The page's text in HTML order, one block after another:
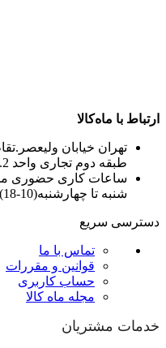
ارتباط با ماه‌کالا
تهران خیابان
طبقه دوم تجاری واحد 10119.2
ساعات کاری حضوری
شنبه تا چهارشنبه(10-18) پنج شنبه(10-14)
دسترسی سریع
تماس با ما
قوانین و مقررات
حساب کاربری
مجله ماه کالا
خدمات مشتریان